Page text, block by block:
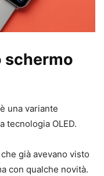
schermo
una variante
tecnologia OLED.
già avevano visto
con qualche novità.